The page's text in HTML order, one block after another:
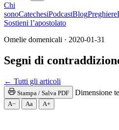
Chi
sonoCatechesiPodcastBlogPreghiere
Sostieni l’apostolato
Omelie domenicali · 2020-01-31
Segni di
← Tutti gli articoli
Stampa / Salva PDF Dimensione
A− Aa A+